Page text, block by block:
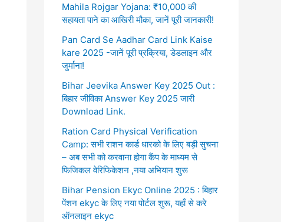
Mahila Rojgar Yojana: ₹10,000 की
सहायता पाने का आखिरी मौका, जानें पूरी जानकारी!
Pan Card Se Aadhar Card Link Kaise
kare 2025 -जानें पूरी प्रक्रिया, डेडलाइन और
जुर्माना!
Bihar Jeevika Answer Key 2025 Out :
बिहार जीविका Answer Key 2025 जारी
Download Link.
Ration Card Physical Verification
Camp: सभी राशन कार्ड धारको के लिए बड़ी सुचना
– अब सभी को करवाना होगा कैंप के माध्यम से
फिजिकल वेरिफिकेशन ,नया अभियान शुरू
Bihar Pension Ekyc Online 2025 : बिहार
पेंशन ekyc के लिए नया पोर्टल शुरू, यहाँ से करे
ऑनलाइन ekyc